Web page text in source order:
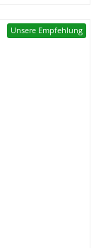
Unsere Empfehlung